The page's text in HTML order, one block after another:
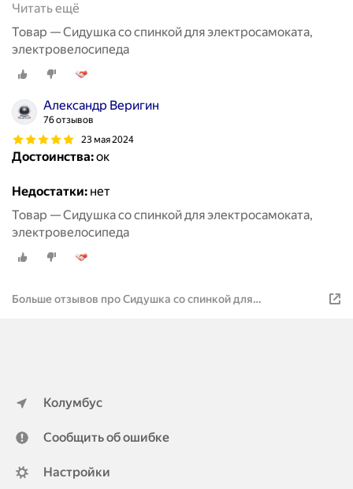
Читать ещё
Товар — Сидушка со спинкой для электросамоката,
электровелосипеда
Александр Веригин
76 отзывов
23 мая 2024
Достоинства:ок
Недостатки: нет
Товар — Сидушка со спинкой для электросамоката,
электровелосипеда
Больше отзывов про Сидушка со спинкой для
Колумбус
Сообщить об ошибке
Настройки